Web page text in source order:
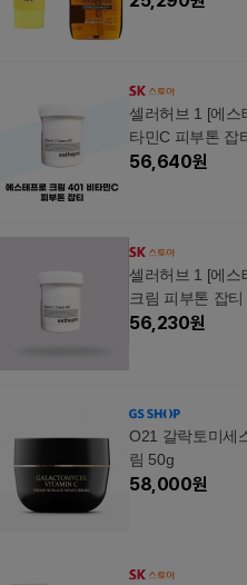
셀러허브 1 [에스
타민C 피부톤 잡
56,640원
셀러허브 1 [에스
크림 피부톤 잡
56,230원
O21 갈락토미세
림 50g
58,000원